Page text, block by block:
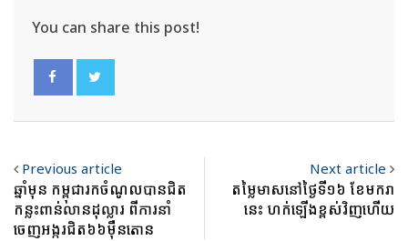
You can share this post!
Previous article
ឆ្នាំមុន កម្ពុជារកចំណូលបានជិត
កន្លះពាន់លានដុល្លារ ពីការនាំ
ចេញអង្ករជិត៦៦ម៉ឺនតោន
Next article
តម្លៃមាសនៅថ្ងៃទី១៦ ខែមករា
នេះ ហក់ឡើងខ្ពស់វិញហើយ